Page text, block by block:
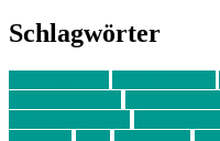
Schlagwörter